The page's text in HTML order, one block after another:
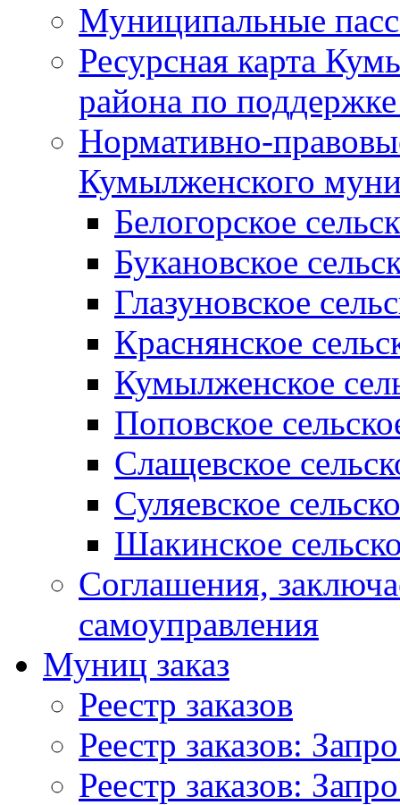
Муниципальные
Ресурсная карта
района по
Нормативно-
Кумылженского
Белогорское
Букановское
Глазуновское
Краснянское
Кумылженское
Поповское
Слащевское
Суляевское
Шакинское
Соглашения,
самоуправления
Муниц заказ
Реестр заказов
Реестр заказов:
Реестр заказов: